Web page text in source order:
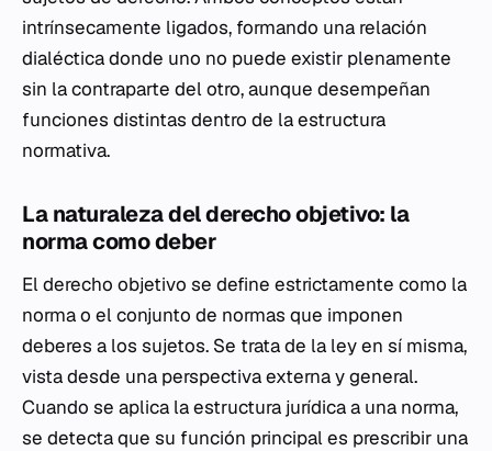
intrínsecamente ligados, formando una relación
dialéctica donde uno no puede existir plenamente
sin la contraparte del otro, aunque desempeñan
funciones distintas dentro de la estructura
normativa.
La naturaleza del derecho objetivo: la
norma como deber
El derecho objetivo se define estrictamente como la
norma o el conjunto de normas que imponen
deberes a los sujetos. Se trata de la ley en sí misma,
vista desde una perspectiva externa y general.
Cuando se aplica la estructura jurídica a una norma,
se detecta que su función principal es prescribir una